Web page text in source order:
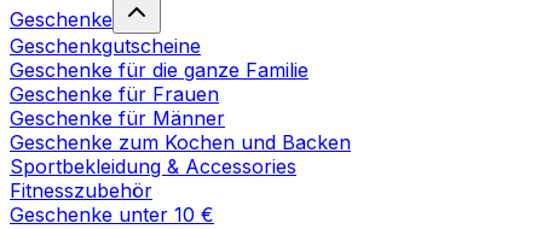
Geschenke
Geschenkgutscheine
Geschenke für die ganze Familie
Geschenke für Frauen
Geschenke für Männer
Geschenke zum Kochen und Backen
Sportbekleidung & Accessories
Fitnesszubehör
Geschenke unter 10 €